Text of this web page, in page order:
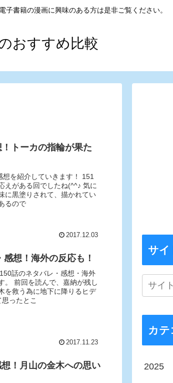
書籍の漫画に興味のある方は是非ご覧ください。
おすすめ比較
トーカの指輪が果た
を紹介していきます！ 151
えがある回でしたね(^^♪ 気に
に黒塗りされて、描かれてい
るので
2017.12.03
想！海外の反応も！
話のネタバレ・感想・海外
。 前回を読んで、嘉納が残し
を救う為に地下に降りるヒデ
ったとこ
2017.11.23
！月山の金木への思い
サイ
カテ
2025